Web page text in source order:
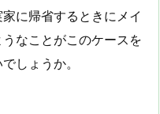
に帰省するときにメイ
なことがこのケースを
しょうか。